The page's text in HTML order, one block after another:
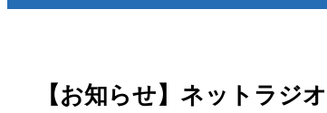
プ
【お知らせ】ネットラジ